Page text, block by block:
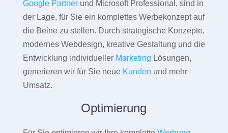
Google Partnerund Microsoft Professional, sind in
der Lage, für Sie ein komplettes Werbekonzept auf
die Beine zu stellen. Durch strategische Konzepte,
modernes Webdesign, kreative Gestaltung und die
Entwicklung individueller Marketing Lösungen,
generieren wir für Sie neue Kunden und mehr
Umsatz.
Optimierung